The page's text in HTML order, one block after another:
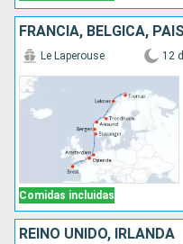
Comidas incluidas
Le Laperouse 12 d
REINO UNIDO, IRLANDA